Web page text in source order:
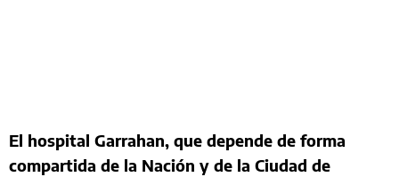
El hospital Garrahan, que depende de forma
compartida de la Nación y de la Ciudad de